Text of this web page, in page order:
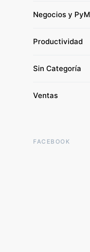
Negocios y
Productividad
Sin Categoría
Ventas
FACEBOOK